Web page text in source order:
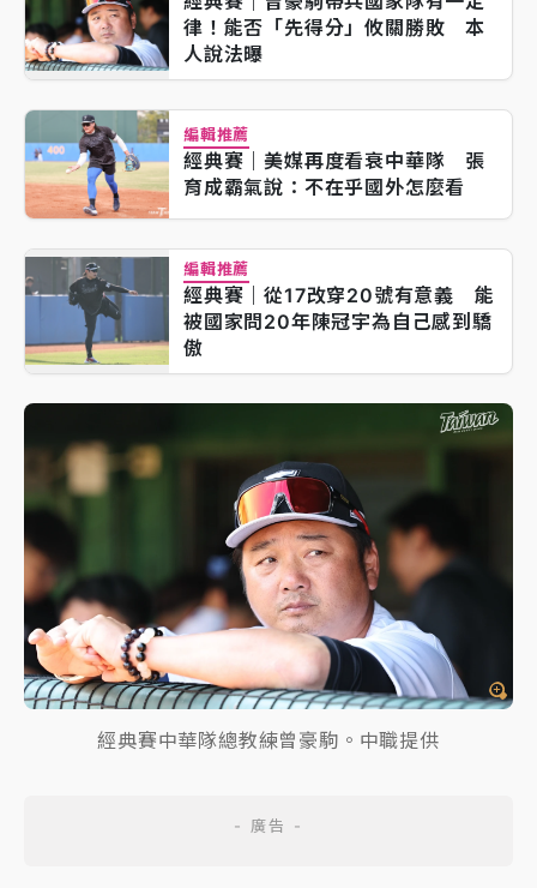
律！能否「先得分」攸關勝敗 本
人說法曝
編輯推薦
經典賽｜美媒再度看衰中華隊 張
育成霸氣說：不在乎國外怎麼看
編輯推薦
經典賽｜從17改穿20號有意義 能
被國家問20年陳冠宇為自己感到驕
傲
經典賽中華隊總教練曾豪駒。中職提供